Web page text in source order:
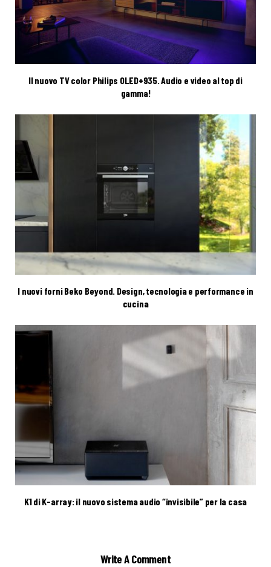
Il nuovo TV color Philips OLED+935. Audio e video al top di
gamma!
I nuovi forni Beko Beyond. Design, tecnologia e performance in
cucina
K1 di K-array: il nuovo sistema audio “invisibile” per la casa
Write A Comment